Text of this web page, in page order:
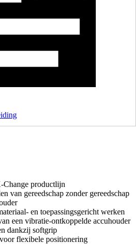
Change productlijn
van gereedschap zonder gereedschap
en toepassingsgericht werken
een vibratie-ontkoppelde accuhouder
dankzij softgrip
flexibele positionering